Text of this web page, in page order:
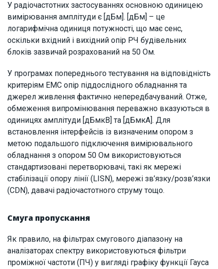
У радіочастотних застосуваннях основною одиницею
вимірювання амплітуди є [дБм]. [дБм] – це
логарифмічна одиниця потужності, що має сенс,
оскільки вхідний і вихідний опір РЧ будівельних
блоків зазвичай розрахований на 50 Ом.
У програмах попереднього тестування на відповідність
критеріям ЕМС опір піддослідного обладнання та
джерел живлення фактично непередбачуваний. Отже,
обмеження випромінювання переважно вказуються в
одиницях амплітуди [дБмкВ] та [дБмкА]. Для
встановлення інтерфейсів із визначеним опором з
метою подальшого підключення вимірювального
обладнання з опором 50 Ом використовуються
стандартизовані перетворювачі, такі як мережі
стабілізації опору лінії (LISN), мережі зв’язку/розв’язки
(CDN), давачі радіочастотного струму тощо.
Смуга пропускання
Як правило, на фільтрах смугового діапазону на
аналізаторах спектру використовуються фільтри
проміжної частоти (ПЧ) у вигляді графіку функції Гауса